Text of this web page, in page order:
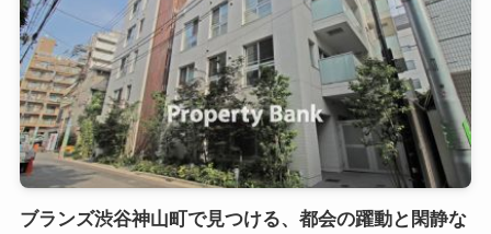
ブランズ渋谷神山町で見つける、都会の躍動と閑静な